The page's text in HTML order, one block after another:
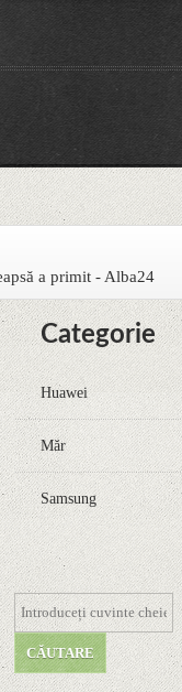
a primit - Alba24
Categorie
Huawei
Măr
Samsung